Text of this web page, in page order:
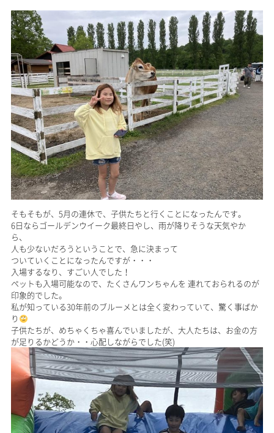
そもそもが、5月の連休で、子供たちと行くことになったんです。
6日ならゴールデンウイーク最終日やし、雨が降りそうな天気やか
ら、
人も少ないだろうということで、急に決まって
ついていくことになったんですが・・・
入場するなり、すごい人でした！
ペットも入場可能なので、たくさんワンちゃんを 連れておられるのが
印象的でした。
私が知っている30年前のブルーメとは全く変わっていて、驚く事ばか
り
子供たちが、めちゃくちゃ喜んでいましたが、大人たちは、お金の方
が足りるかどうか・・心配しながらでした(笑)